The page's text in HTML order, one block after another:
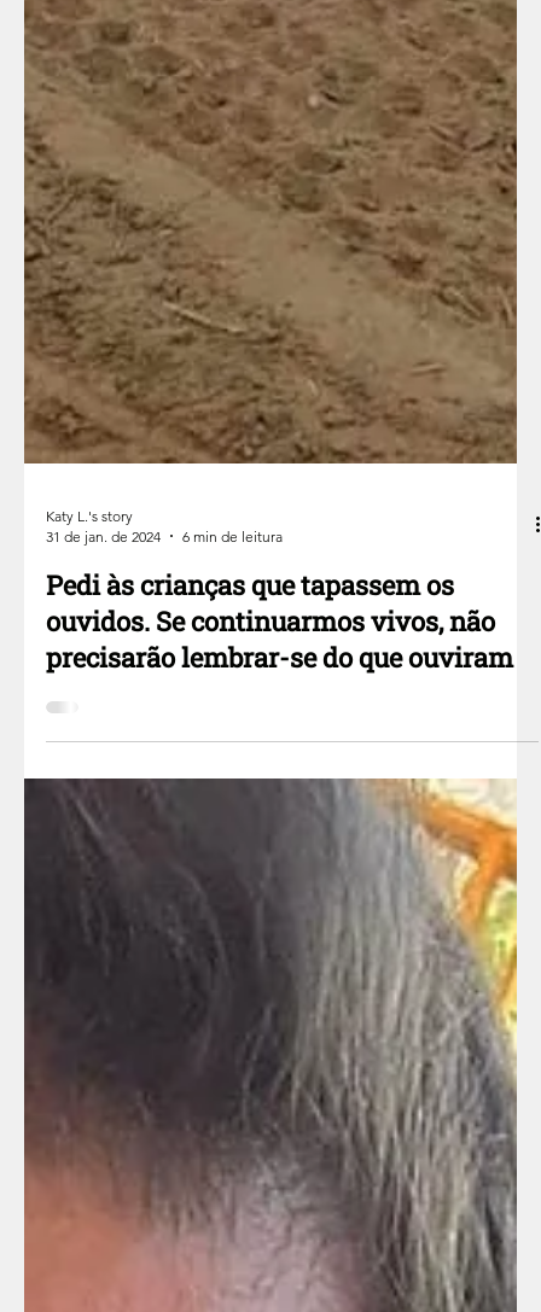
Katy L.'s story
6 min de leitura
Pedi às crianças que tapassem os
ouvidos. Se continuarmos vivos, não
precisarão lembrar-se do que ouviram